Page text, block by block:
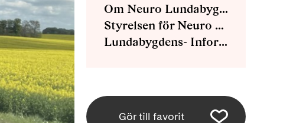
Om Neuro Lundabygden
Styrelsen för Neuro Lundabygden
Lundabygdens- Informations blad
Gör till favorit